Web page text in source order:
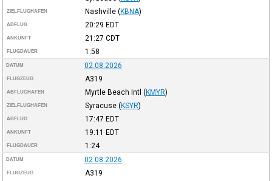
ZIELFLUGHAFEN Nashville (KBNA)
ABFLUG 20:29 EDT
ANKUNFT 21:27 CDT
FLUGDAUER 1:58
DATUM 02.08.2026
FLUGZEUG A319
ABFLUGHAFEN Myrtle Beach Intl (KMYR)
ZIELFLUGHAFEN Syracuse (KSYR)
ABFLUG 17:47 EDT
ANKUNFT 19:11 EDT
FLUGDAUER 1:24
DATUM 02.08.2026
FLUGZEUG A319